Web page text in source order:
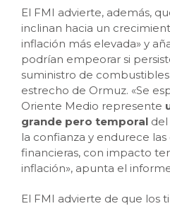
El FMI advierte, además,
inclinan hacia un
inflación más elevada» y
podrían empeorar si
suministro de
estrecho de Ormuz. «Se
Oriente Medio represente
grande pero temporal
la confianza y endurece
financieras, con impacto
inflación», apunta el
El FMI advierte de que los